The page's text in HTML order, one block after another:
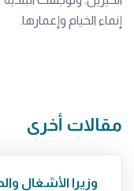
إنماء الخيام وإعمارها.
مقالات أخرى
وزيرا الأشغال